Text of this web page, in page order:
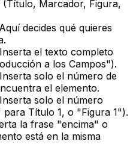
Marcador, Figura,
decides qué quieres
el texto completo
a los Campos").
solo el número de
el elemento.
solo el número
para Título 1, o "Figura 1").
la frase "encima" o
está en la misma